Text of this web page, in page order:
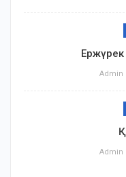
Ержүрек
Admin
Admin